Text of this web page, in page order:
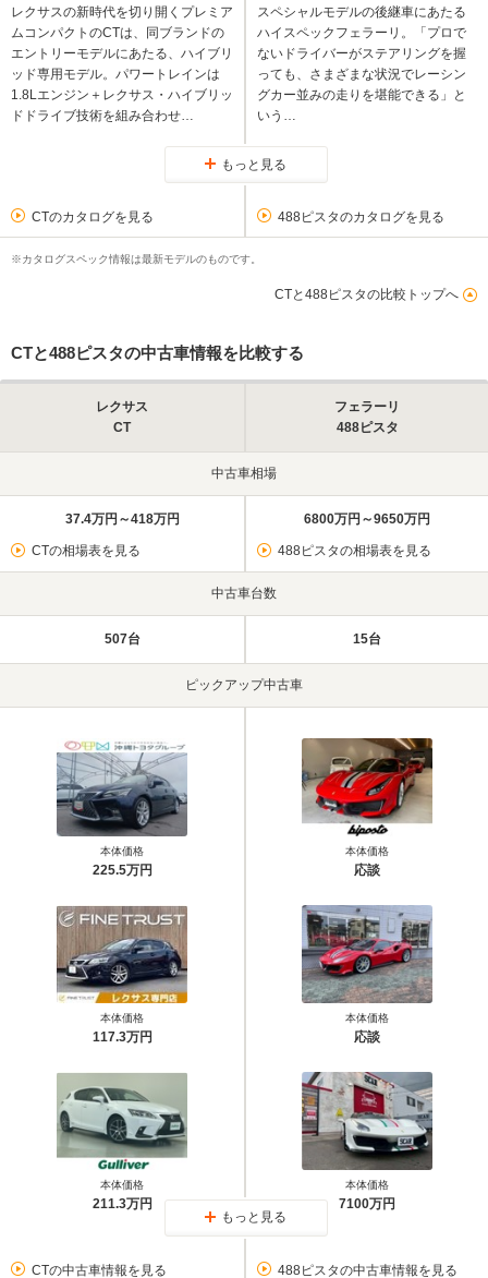
レクサスの新時代を切り開くプレミア
ムコンパクトのCTは、同ブランドの
エントリーモデルにあたる、ハイブリ
ッド専用モデル。パワートレインは
1.8Lエンジン＋レクサス・ハイブリッ
ドドライブ技術を組み合わせ…
スペシャルモデルの後継車にあたる
ハイスペックフェラーリ。「プロで
ないドライバーがステアリングを握
っても、さまざまな状況でレーシン
グカー並みの走りを堪能できる」と
いう…
もっと見る
CTのカタログを見る 488ピスタのカタログを見る
※カタログスペック情報は最新モデルのものです。
CTと488ピスタの比較トップへ
CTと488ピスタの中古車情報を比較する
レクサス
CT
フェラーリ
488ピスタ
中古車相場
37.4万円～418万円
CTの相場表を見る
6800万円～9650万円
488ピスタの相場表を見る
中古車台数
507台 15台
ピックアップ中古車
本体価格
225.5万円
本体価格
117.3万円
本体価格
211.3万円
本体価格
応談
本体価格
応談
本体価格
7100万円
もっと見る
CTの中古車情報を見る 488ピスタの中古車情報を見る